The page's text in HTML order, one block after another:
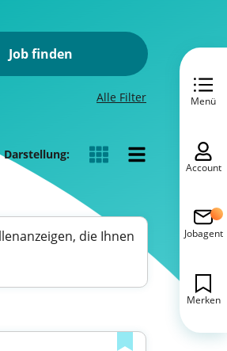
Job finden
Alle Filter
Darstellung:
die Ihnen
Menü
Account
Jobagent
Merken